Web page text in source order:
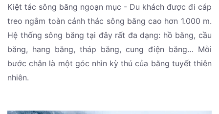
Kiệt tác sông băng ngoạn mục - Du khách được đi cáp
treo ngắm toàn cảnh thác sông băng cao hơn 1.000 m.
Hệ thống sông băng tại đây rất đa dạng: hồ băng, cầu
băng, hang băng, tháp băng, cung điện băng… Mỗi
bước chân là một góc nhìn kỳ thú của băng tuyết thiên
nhiên.